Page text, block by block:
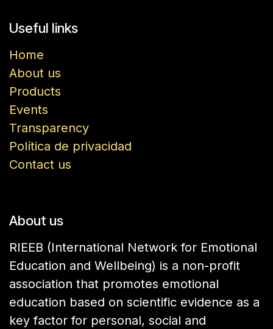
Useful links
Home
About us
Products
Events
Transparency
Política de privacidad
Contact us
About us
RIEEB (International Network for Emotional
Education and Wellbeing) is a non-profit
association that promotes emotional
education based on scientific evidence as a
key factor for personal, social and